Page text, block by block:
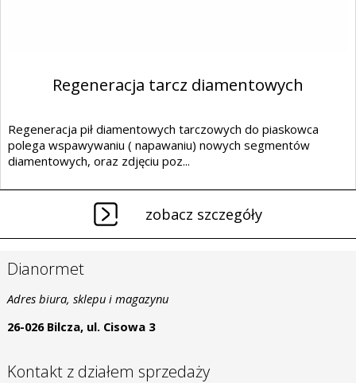
Regeneracja tarcz diamentowych
Regeneracja pił diamentowych tarczowych do piaskowca
polega wspawywaniu ( napawaniu) nowych segmentów
diamentowych, oraz zdjęciu poz...
zobacz szczegóły
Dianormet
Adres biura, sklepu i magazynu
26-026 Bilcza, ul. Cisowa 3
Kontakt z działem sprzedaży